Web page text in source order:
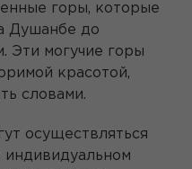
горы, которые
Душанбе до
Эти могучие горы
красотой,
словами.
осуществляться
индивидуальном